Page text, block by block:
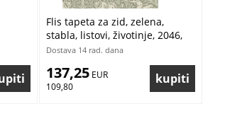
Flis tapeta za zid, zelena,
stabla, listovi, životinje, 2046,
Icons, New Heritage,
Borastapeter | Ljepilo Gratis
Dostava 14 rad. dana
137,25 EUR
109,80